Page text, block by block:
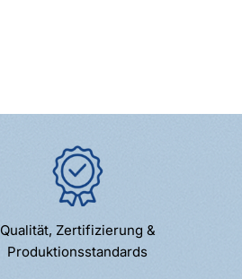
Qualität, Zertifizierung &
Produktionsstandards